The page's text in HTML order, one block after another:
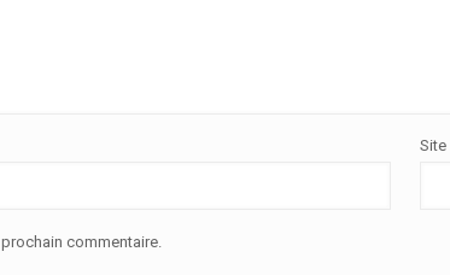
Site
commentaire.